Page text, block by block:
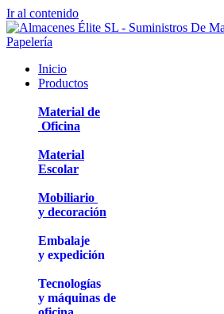
Ir al contenido
Inicio
Productos
Material de
Oficina
Material
Escolar
Mobiliario
y decoración
Embalaje
y expedición
Tecnologías
y máquinas de